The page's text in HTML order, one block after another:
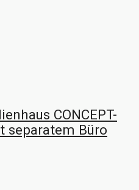
CONCEPT-
separatem Büro